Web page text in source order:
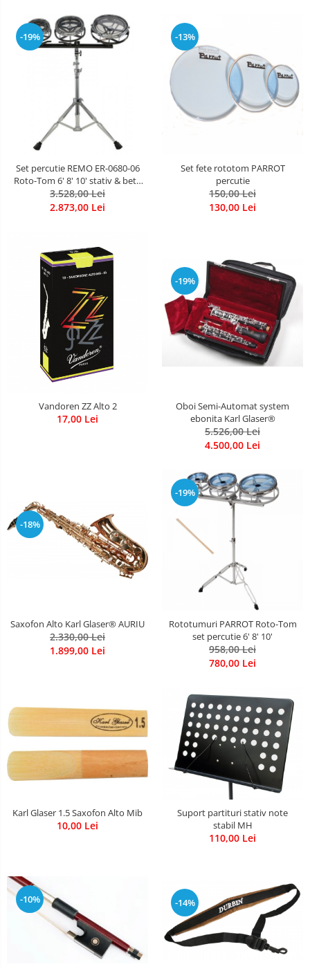
-19%
Set percutie REMO ER-0680-06
Roto-Tom 6' 8' 10' stativ & bete
incluse
3.528,00 Lei
2.873,00 Lei
-13%
Set fete rototom PARROT
percutie
150,00 Lei
130,00 Lei
Vandoren ZZ Alto 2
17,00 Lei
-19%
Oboi Semi-Automat system
ebonita Karl Glaser®
5.526,00 Lei
4.500,00 Lei
-18%
Saxofon Alto Karl Glaser® AURIU
2.330,00 Lei
1.899,00 Lei
-19%
Rototumuri PARROT Roto-Tom
set percutie 6' 8' 10'
958,00 Lei
780,00 Lei
Karl Glaser 1.5 Saxofon Alto Mib
10,00 Lei
Suport partituri stativ note
stabil MH
110,00 Lei
-10% -14%